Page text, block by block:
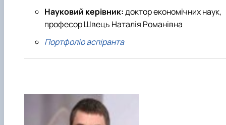
Науковий керівник:доктор економічних наук,
професор Швець Наталія Романівна
Портфоліо аспіранта